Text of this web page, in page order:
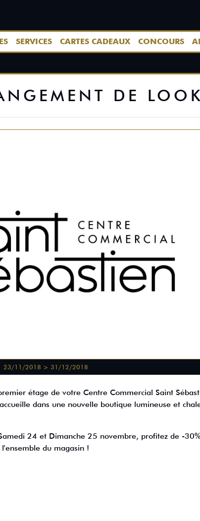
SERVICES CARTES CADEAUX CONCOURS
DE
23/11/2018 > 31/12/2018
étage de votre Centre Commercial Saint
dans une nouvelle boutique lumineuse et
24 et Dimanche 25 novembre, profitez de -
l'ensemble du magasin !